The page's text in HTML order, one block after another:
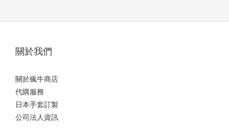
關於我們
關於瘋牛商店
代購服務
日本手套訂製
公司法人資訊